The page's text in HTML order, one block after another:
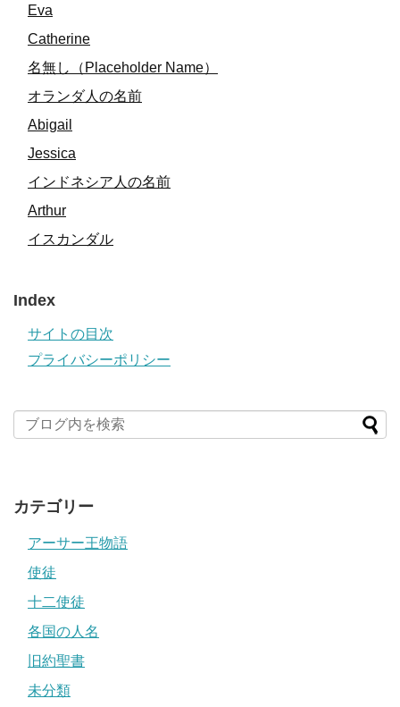
Eva
Catherine
名無し（Placeholder Name）
オランダ人の名前
Abigail
Jessica
インドネシア人の名前
Arthur
イスカンダル
Index
サイトの目次
プライバシーポリシー
カテゴリー
アーサー王物語
使徒
十二使徒
各国の人名
旧約聖書
未分類